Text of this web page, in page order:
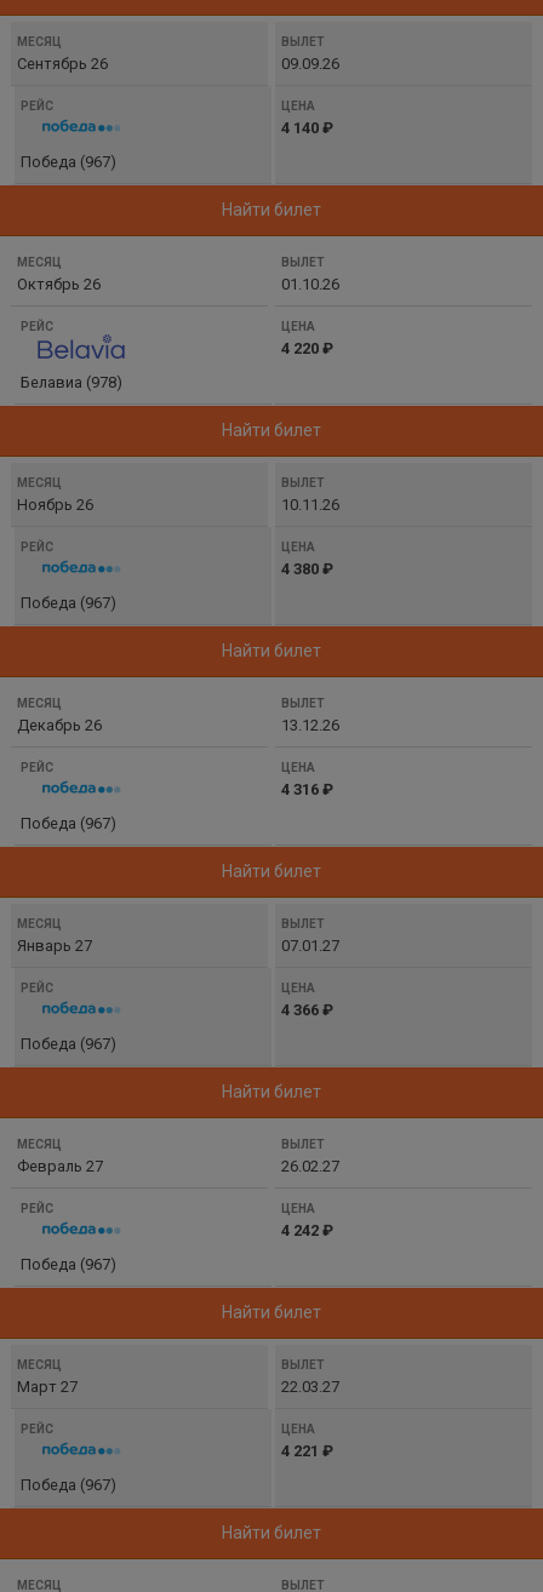
Сентябрь 26 09.09.26
Победа (967)
4 140 ₽
Найти билет
Октябрь 26 01.10.26
Белавиа (978)
4 220 ₽
Найти билет
Ноябрь 26 10.11.26
Победа (967)
4 380 ₽
Найти билет
Декабрь 26 13.12.26
Победа (967)
4 316 ₽
Найти билет
Январь 27 07.01.27
Победа (967)
4 366 ₽
Найти билет
Февраль 27 26.02.27
Победа (967)
4 242 ₽
Найти билет
Март 27 22.03.27
Победа (967)
4 221 ₽
Найти билет